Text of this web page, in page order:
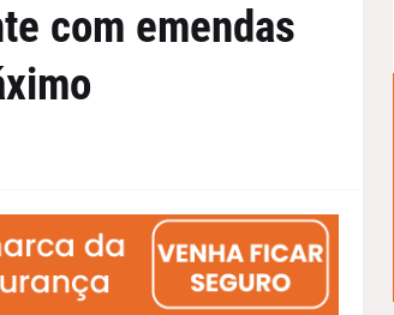
com emendas